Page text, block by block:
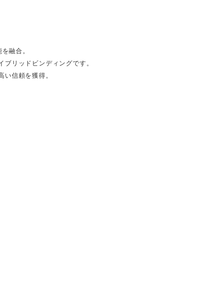
融合。
リッドビンディングです。
信頼を獲得。